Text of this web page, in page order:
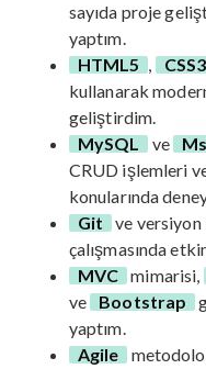
sayıda proje
yaptım.
HTML5 , CSS3
kullanarak
geliştirdim.
MySQL
ve
CRUD işlemleri
konularında
Git ve
çalışmasında
MVC mimarisi,
ve
Bootstrap
yaptım.
Agile